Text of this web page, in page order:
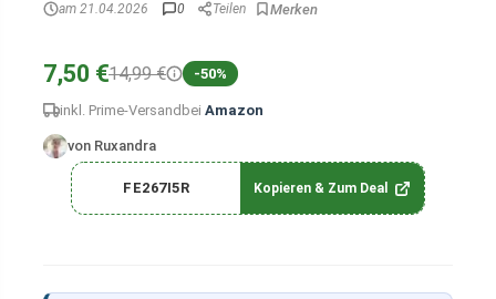
am 21.04.2026 0 Teilen
7,50 €14,99 € -50%
inkl. Prime-Versand bei Amazon
von Ruxandra
FE267I5R Kopieren & Zum Deal